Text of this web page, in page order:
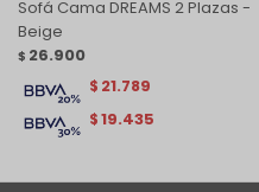
Sofá Cama DREAMS 2 Plazas -
Beige
$ 26.900
$19.435
$ 21.789